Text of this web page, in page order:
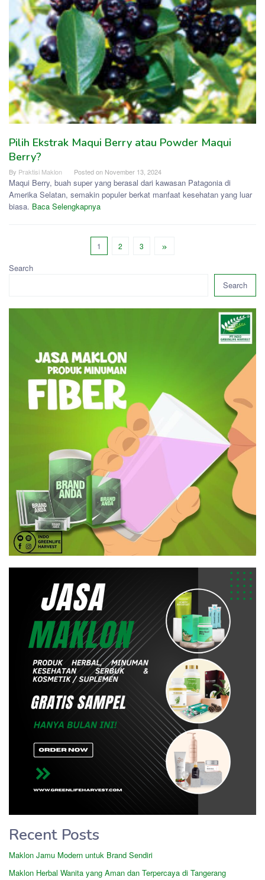
Pilih Ekstrak Maqui Berry atau Powder Maqui
Berry?
By Praktisi Maklon Posted on November 13, 2024
Maqui Berry, buah super yang berasal dari kawasan Patagonia di
Amerika Selatan, semakin populer berkat manfaat kesehatan yang luar
biasa. Baca Selengkapnya
1 2 3
Search
Search
Recent Posts
Maklon Jamu Modern untuk Brand Sendiri
Maklon Herbal Wanita yang Aman dan Terpercaya di Tangerang